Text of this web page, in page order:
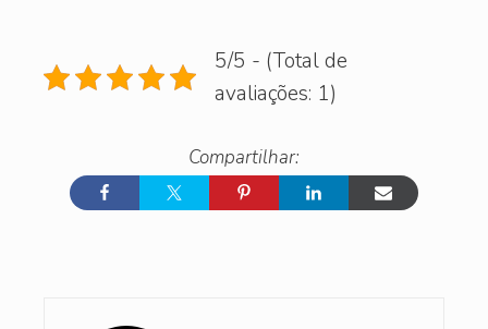
5/5 - (Total de
avaliações: 1)